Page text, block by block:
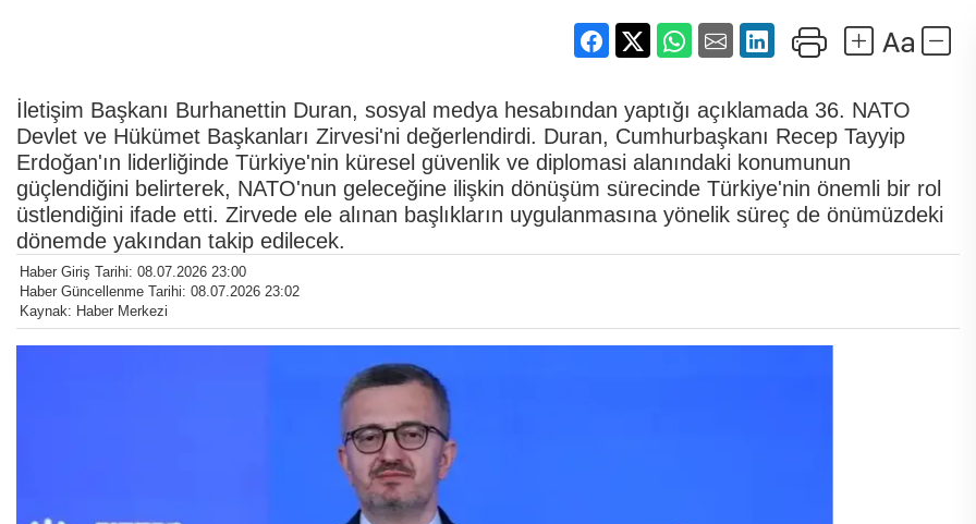
İletişim Başkanı Burhanettin Duran, sosyal medya hesabından yaptığı açıklamada 36. NATO
Devlet ve Hükümet Başkanları Zirvesi'ni değerlendirdi. Duran, Cumhurbaşkanı Recep Tayyip
Erdoğan'ın liderliğinde Türkiye'nin küresel güvenlik ve diplomasi alanındaki konumunun
güçlendiğini belirterek, NATO'nun geleceğine ilişkin dönüşüm sürecinde Türkiye'nin önemli bir rol
üstlendiğini ifade etti. Zirvede ele alınan başlıkların uygulanmasına yönelik süreç de önümüzdeki
dönemde yakından takip edilecek.
Haber Giriş Tarihi: 08.07.2026 23:00
Haber Güncellenme Tarihi: 08.07.2026 23:02
Kaynak: Haber Merkezi